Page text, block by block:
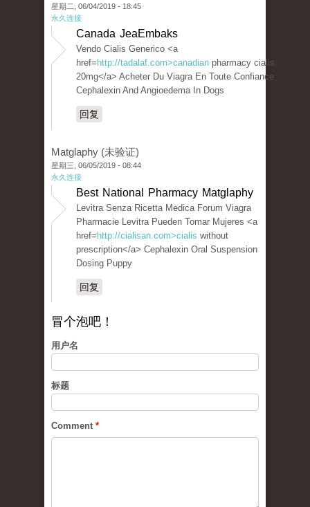
星期二, 06/04/2019 - 18:45
永久连接
Canada JeaEmbaks
Vendo Cialis Generico <a
href= http://tadalaf.com>canadian pharmacy cialis
20mg</a> Acheter Du Viagra En Toute Confiance
Cephalexin And Angioedema In Dogs
回复
Matglaphy (未验证)
星期三, 06/05/2019 - 08:44
永久连接
Best National Pharmacy Matglaphy
Levitra Senza Ricetta Medica Forum Viagra
Pharmacie Levitra Pueden Tomar Mujeres <a
href= http://cialisan.com>cialis without
prescription</a> Cephalexin Oral Suspension
Dosing Puppy
回复
冒个泡吧！
用户名
标题
Comment *